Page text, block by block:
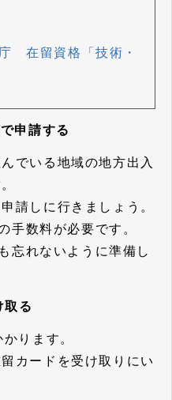
在留資格「技術・
申請する
でいる地域の地方出入
請しに行きましょう。
手数料が必要です。
忘れないように準備し
取る
ります。
カードを受け取りにい